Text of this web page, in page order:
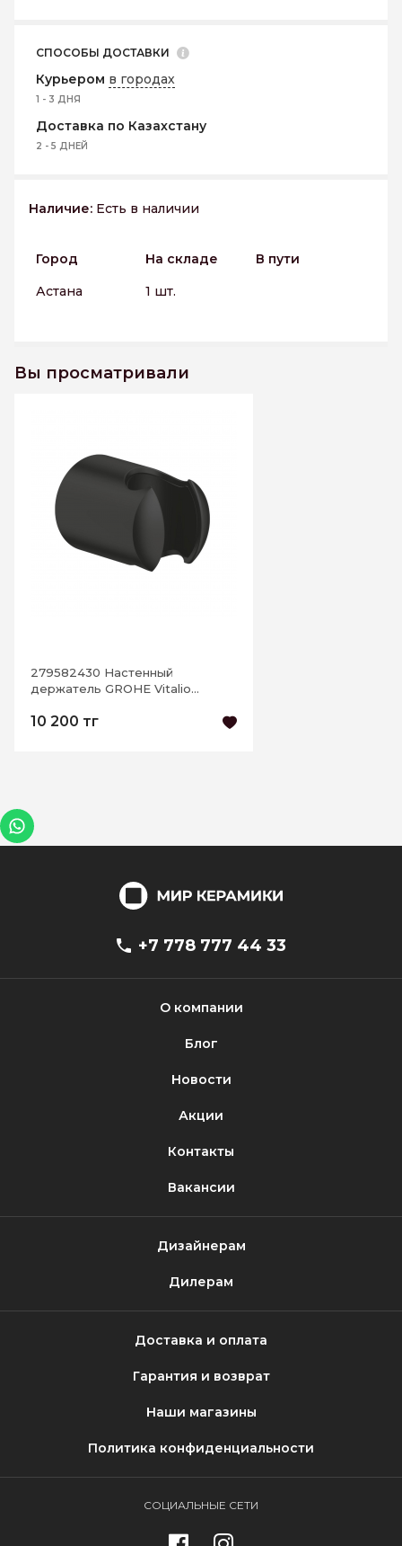
СПОСОБЫ ДОСТАВКИ
Курьером в городах
1 - 3 ДНЯ
Доставка по Казахстану
2 - 5 ДНЕЙ
Наличие: Есть в наличии
Город На складе
В пути
Астана
1 шт.
Вы просматривали
279582430 Настенный
держатель GROHE Vitalio
10 200 тг
+7 778 777 44 33
О компании
Блог
Новости
Акции
Контакты
Вакансии
Дизайнерам
Дилерам
Доставка и оплата
Гарантия и возврат
Наши магазины
Политика конфиденциальности
СОЦИАЛЬНЫЕ СЕТИ